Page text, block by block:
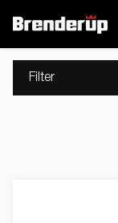
Filter